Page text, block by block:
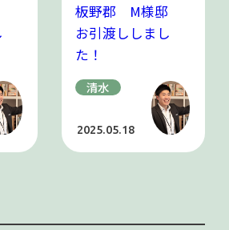
板野郡 M様邸
お引渡ししまし
た！
清水
2025.05.18